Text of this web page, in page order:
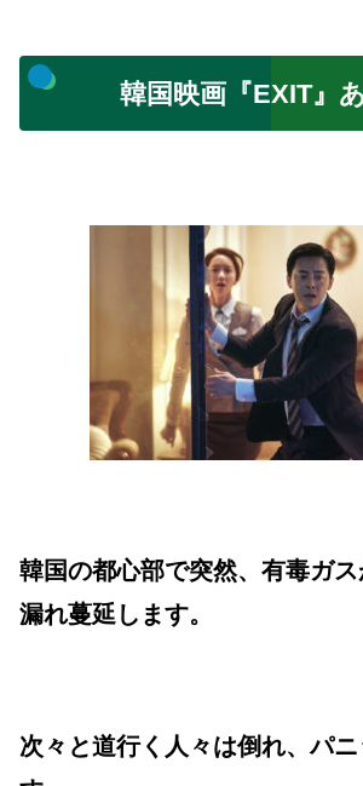
韓国映画『EXIT』
韓国の都心部で突然、有毒ガ
漏れ蔓延します。
次々と道行く人々は倒れ、パニ